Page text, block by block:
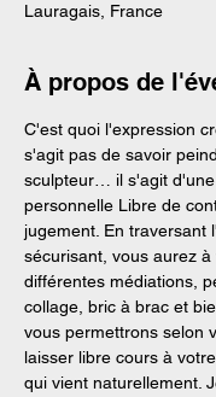
Lauragais, France
À propos de
C'est quoi l'expression
s'agit pas de savoir
sculpteur… il s'agit
personnelle Libre de
jugement. En traversant
sécurisant, vous aurez
différentes médiations,
collage, bric à brac et
vous permettrons selon
laisser libre cours à
qui vient naturellement.